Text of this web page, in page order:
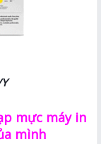
mực máy in
mình